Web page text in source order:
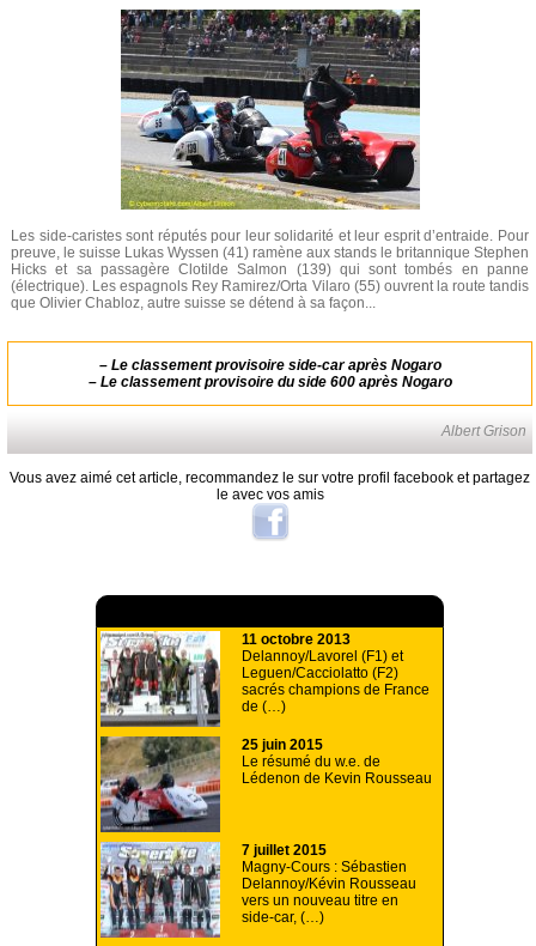
Les side-caristes sont réputés pour leur solidarité et leur esprit d’entraide. Pour
preuve, le suisse Lukas Wyssen (41) ramène aux stands le britannique Stephen
Hicks et sa passagère Clotilde Salmon (139) qui sont tombés en panne
(électrique). Les espagnols Rey Ramirez/Orta Vilaro (55) ouvrent la route tandis
que Olivier Chabloz, autre suisse se détend à sa façon...
– Le classement provisoire side-car après Nogaro
– Le classement provisoire du side 600 après Nogaro
Albert Grison
Vous avez aimé cet article, recommandez le sur votre profil facebook et partagez
le avec vos amis
11 octobre 2013
Delannoy/Lavorel (F1) et
Leguen/Cacciolatto (F2)
sacrés champions de France
de (…)
25 juin 2015
Le résumé du w.e. de
Lédenon de Kevin Rousseau
7 juillet 2015
Magny-Cours : Sébastien
Delannoy/Kévin Rousseau
vers un nouveau titre en
side-car, (…)